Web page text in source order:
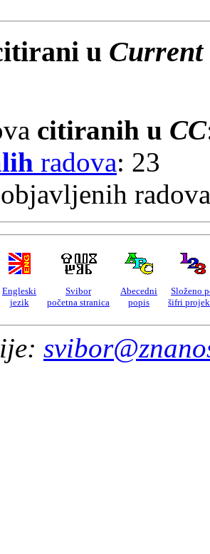
u Current
citiranih u CC
radova: 23
objavljenih
Engleski
jezik
Svibor
početna stranica
Abecedni
popis
Složeno
šifri